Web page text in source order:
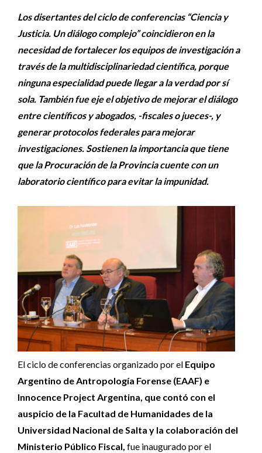
Los disertantes del ciclo de conferencias “Ciencia y
Justicia. Un diálogo complejo” coincidieron en la
necesidad de fortalecer los equipos de investigación a
través de la multidisciplinariedad científica, porque
ninguna especialidad puede llegar a la verdad por sí
sola. También fue eje el objetivo de mejorar el diálogo
entre científicos y abogados, -fiscales o jueces-, y
generar protocolos federales para mejorar
investigaciones. Sostienen la importancia que tiene
que la Procuración de la Provincia cuente con un
laboratorio científico para evitar la impunidad.
El ciclo de conferencias organizado por el Equipo
Argentino de Antropología Forense (EAAF) e
Innocence Project Argentina, que contó con el
auspicio de la Facultad de Humanidades de la
Universidad Nacional de Salta y la colaboración del
Ministerio Público Fiscal, fue inaugurado por el